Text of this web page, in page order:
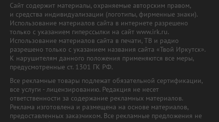
Сайт содержит материалы, охраняемые авторским правом,
и средства индивидуализации (логотипы, фирменные знаки).
Использование материалов сайта в интернете разрешено
только с указанием гиперссылки на сайт www.irk.ru.
Использование материалов сайта в печати, ТВ и радио
разрешено только с указанием названия сайта «Твой Иркутск».
К нарушителям данного положения применяются все меры,
предусмотренные ст. 1301 ГК РФ.
Все рекламные товары подлежат обязательной сертификации,
все услуги - лицензированию. Редакция не несет
ответственности за содержание рекламных материалов.
Реклама изготовлена и размещена на основе материалов,
предоставленных заказчиком. Все рекламные предложения не